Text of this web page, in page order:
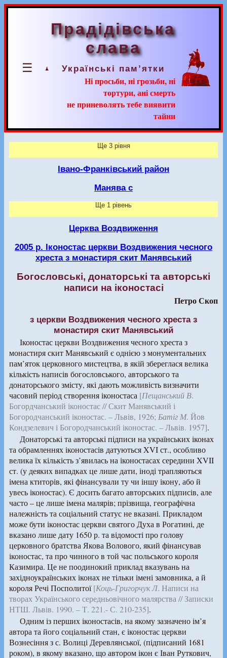
☰
Прадідівська
слава
Українські пам’ятки
Ні просьби, ні грозьби, ні
тортури, ані смерть
не приневолять тебе виявити
тайни
Ще 3 рівня
Івано-Франківський район
Манява с
Ще 1 рівень
Церква Воздвиження
2005 р. Іконостас церкви Воздвижения чесного
хреста з монастиря скит Манявський
Богословські, донаторські та авторські
написи на іконостасі
Петро Скоп
з церкви Воздвижения чесного хреста з
монастиря скит Манявський
Іконостас церкви Воздвижения чесного хреста з
монастиря скит Манявський є однією з монументальних
пам’яток церковного мистецтва, в якій збереглася велика
кількість написів богословського, авторського та
донаторського змісту, які дають можливість визначити
часовий період створення іконостаса [Пещанський В.
Богордчанський іконостас // Скит Манявський і
Богородчанський іконостас. – Львів, 1926;Батіг М. Йов
Кондзелевич і Богородчанський іконостас. – Львів. 1957].
Донаторські та авторські підписи на українських іконах
та обрамленнях іконостасів датуються XVI ст., особливо
велика їх кількість з’явилась на іконостасах середини XVII
ст. (у деяких випадках це лише дати, іноді трапляються
імена ктиторів, які фінансували ту чи іншу ікону, або й
увесь іконостас). Є досить багато авторських підписів, але
часто – це лише імена малярів; прізвища, географічна
належність та соціальний статус не вказані. Прикладом
може бути іконостас церкви святого Духа в Рогатині, де
вказано лише дату 1650 р. та відомості про голову
церковного братства Якова Волового, який фінансував
іконостас, та про чинного в той час польського короля
Казимира. Це не поодинокий приклад вказувань на
західноукраїнських іконах не тільки імені замовника, а й
короля Речі Посполитої[Коць-Григорчук Л. Написи на
творах Українського середньовічного малярства // Записки
НТШ. Львів. 1990. – Т. 221.- С. 210-235].
Одним із перших іконостасів, на якому зазначено ім’я
автора та його соціальний стан, є іконостас церкви
Вознесіння з с. Волиці Деревлянської, (підписаний 1681
роком), в якому вказано, що автором ікон є Іван Руткович,